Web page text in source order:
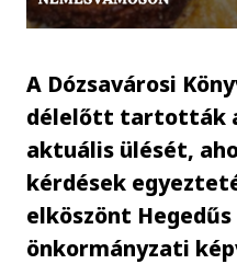
A Dózsavárosi
délelőtt tartották a
aktuális ülését,
kérdések
elköszönt
önkormányzati